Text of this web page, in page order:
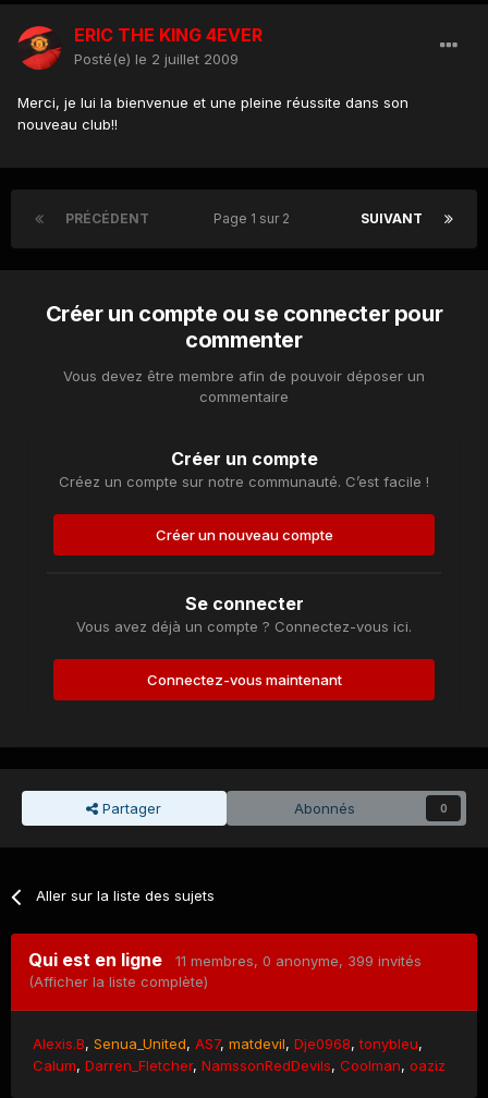
ERIC THE KING 4EVER
Posté(e) le 2 juillet 2009
Merci, je lui la bienvenue et une pleine réussite dans son
nouveau club!!
PRÉCÉDENT SUIVANT
Page 1 sur 2
Créer un compte ou se connecter pour
commenter
Vous devez être membre afin de pouvoir déposer un
commentaire
Créer un compte
Créez un compte sur notre communauté. C’est facile !
Créer un nouveau compte
Se connecter
Vous avez déjà un compte ? Connectez-vous ici.
Connectez-vous maintenant
Partager Abonnés 0
Aller sur la liste des sujets
Qui est en ligne 11 membres, 0 anonyme, 399 invités
(Afficher la liste complète)
Alexis.B Senua_United AS7 matdevil Dje0968 tonybleu
Calum Darren_Fletcher NamssonRedDevils Coolman oaziz